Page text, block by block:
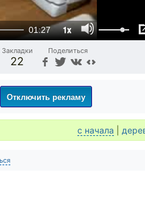
01:27 1x
Закладки
22
Поделиться
Отключить рекламу
с начала